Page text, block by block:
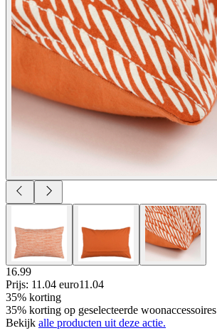
16.99
Prijs: 11.04 euro11 .04
35% korting
35% korting op geselecteerde woonaccessoires
Bekijk alle producten uit deze actie.